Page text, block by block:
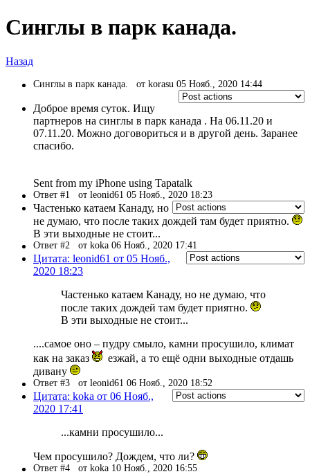
Синглы в парк канада.
Назад
Синглы в парк канада. от korasu 05 Нояб., 2020 14:44
Доброе время суток. Ищу
партнеров на синглы в парк канада . На 06.11.20 и
07.11.20. Можно договориться и в другой день. Заранее
спасибо.
Sent from my iPhone using Tapatalk
Ответ #1 от leonid61 05 Нояб., 2020 18:23
Частенько катаем Канаду, но
не думаю, что после таких дождей там будет приятно.
В эти выходные не стоит...
Ответ #2 от koka 06 Нояб., 2020 17:41
Цитата: leonid61 от 05 Нояб.,
2020 18:23
Частенько катаем Канаду, но не думаю, что
после таких дождей там будет приятно.
В эти выходные не стоит...
....самое оно – пудру смыло, камни просушило, климат
как на заказ
езжай, а то ещё одни выходные отдашь
дивану
Ответ #3 от leonid61 06 Нояб., 2020 18:52
Цитата: koka от 06 Нояб.,
2020 17:41
...камни просушило...
Чем просушило? Дождем, что ли?
Ответ #4 от koka 10 Нояб., 2020 16:55